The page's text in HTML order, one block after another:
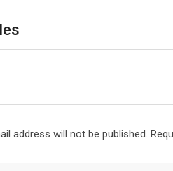
address will not be published.